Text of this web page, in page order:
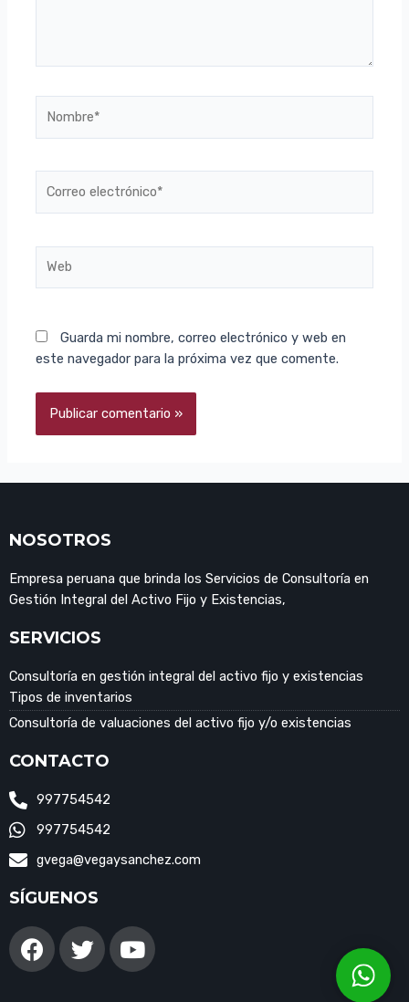
Guarda mi nombre, correo electrónico y web en
este navegador para la próxima vez que comente.
NOSOTROS
Empresa peruana que brinda los Servicios de Consultoría en
Gestión Integral del Activo Fijo y Existencias,
SERVICIOS
Consultoría en gestión integral del activo fijo y existencias
Tipos de inventarios
Consultoría de valuaciones del activo fijo y/o existencias
CONTACTO
997754542
997754542
gvega@vegaysanchez.com
SÍGUENOS